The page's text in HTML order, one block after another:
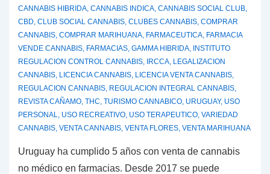
Un
paso
lento
pero
necesario
CANNABIS HIBRIDA, CANNABIS INDICA, CANNABIS SOCIAL CLUB,
CBD, CLUB SOCIAL CANNABIS, CLUBES CANNABIS, COMPRAR
CANNABIS, COMPRAR MARIHUANA, FARMACEUTICA, FARMACIA
VENDE CANNABIS, FARMACIAS, GAMMA HIBRIDA, INSTITUTO
REGULACION CONTROL CANNABIS, IRCCA, LEGALIZACION
CANNABIS, LICENCIA CANNABIS, LICENCIA VENTA CANNABIS,
REGULACION CANNABIS, REGULACION INTEGRAL CANNABIS,
REVISTA CAÑAMO, THC, TURISMO CANNABICO, URUGUAY, USO
PERSONAL, USO RECREATIVO, USO TERAPEUTICO, VARIEDAD
CANNABIS, VENTA CANNABIS, VENTA FLORES, VENTA MARIHUANA
Uruguay ha cumplido 5 años con venta de cannabis
no médico en farmacias. Desde 2017 se puede